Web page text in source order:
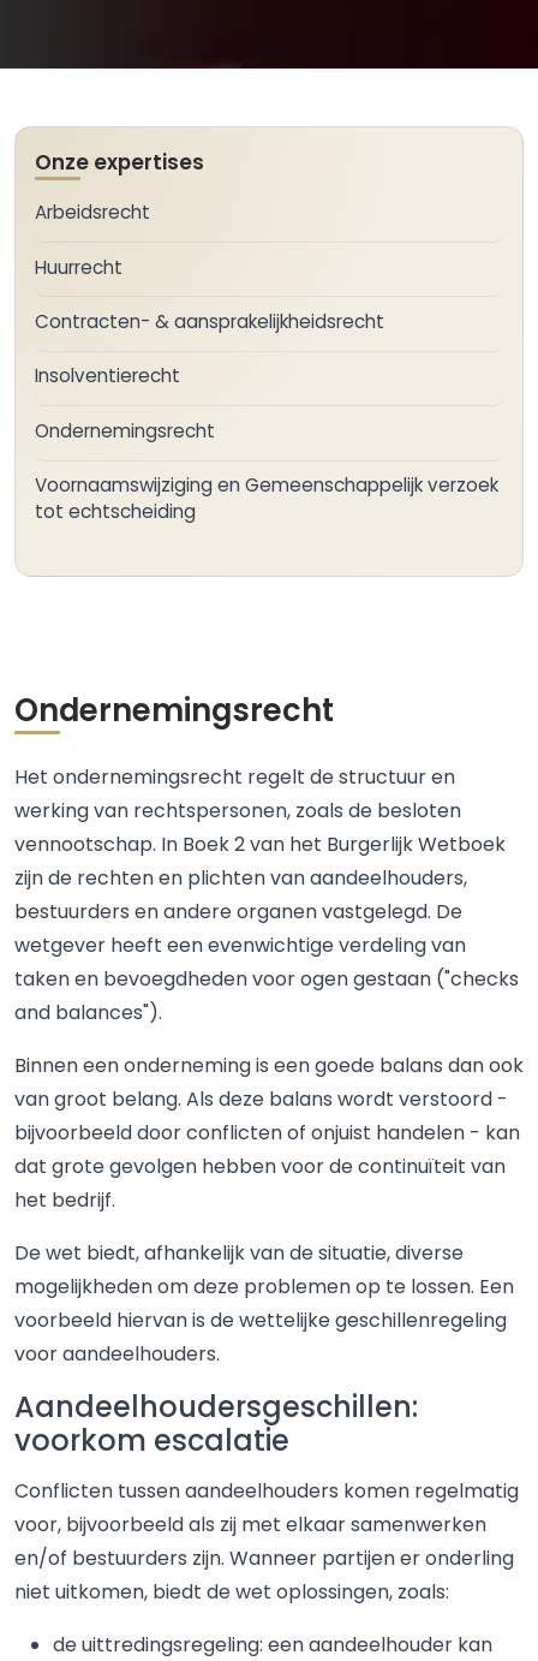
Onze expertises
Arbeidsrecht
Huurrecht
Contracten- & aansprakelijkheidsrecht
Insolventierecht
Ondernemingsrecht
Voornaamswijziging en Gemeenschappelijk verzoek
tot echtscheiding
Ondernemingsrecht
Het ondernemingsrecht regelt de structuur en
werking van rechtspersonen, zoals de besloten
vennootschap. In Boek 2 van het Burgerlijk Wetboek
zijn de rechten en plichten van aandeelhouders,
bestuurders en andere organen vastgelegd. De
wetgever heeft een evenwichtige verdeling van
taken en bevoegdheden voor ogen gestaan ("checks
and balances").
Binnen een onderneming is een goede balans dan ook
van groot belang. Als deze balans wordt verstoord -
bijvoorbeeld door conflicten of onjuist handelen - kan
dat grote gevolgen hebben voor de continuïteit van
het bedrijf.
De wet biedt, afhankelijk van de situatie, diverse
mogelijkheden om deze problemen op te lossen. Een
voorbeeld hiervan is de wettelijke geschillenregeling
voor aandeelhouders.
Aandeelhoudersgeschillen:
voorkom escalatie
Conflicten tussen aandeelhouders komen regelmatig
voor, bijvoorbeeld als zij met elkaar samenwerken
en/of bestuurders zijn. Wanneer partijen er onderling
niet uitkomen, biedt de wet oplossingen, zoals:
de uittredingsregeling: een aandeelhouder kan